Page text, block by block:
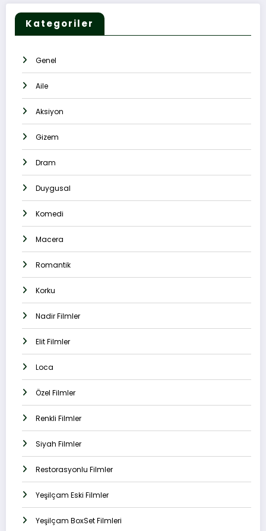
Kategoriler
Genel
Aile
Aksiyon
Gizem
Dram
Duygusal
Komedi
Macera
Romantik
Korku
Nadir Filmler
Elit Filmler
Loca
Özel Filmler
Renkli Filmler
Siyah Filmler
Restorasyonlu Filmler
Yeşilçam Eski Filmler
Yeşilçam BoxSet Filmleri